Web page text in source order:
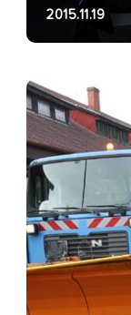
2015.11.19